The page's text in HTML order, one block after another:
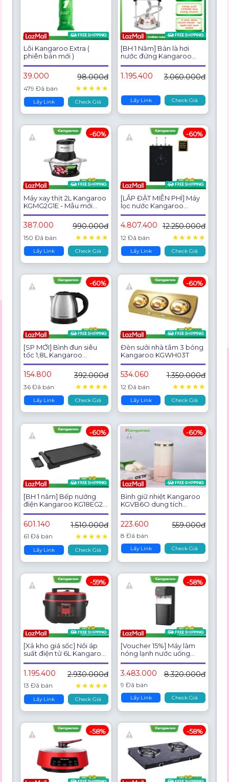
Lõi Kangaroo Extra (
phiên bản mới )
39.000 98.000đ
479 Đã bán ★★★★★
Lấy Link Check Giá
[BH 1 Năm] Bàn là hơi
nước đứng Kangaroo
KG75B6 - Bình chứa
1350ml - Hàng chính hãng
1.195.400 3.060.000đ
Lấy Link Check Giá
Máy xay thịt 2L Kangaroo
KGMG2G1E - Mẫu mới
2025 công suất 300W
bản nâng cấp KG12TI
387.000 990.000đ
150 Đã bán ★★★★★
Lấy Link Check Giá
-60%
[LẮP ĐẶT MIỄN PHÍ] Máy
lọc nước Kangaroo
Hydrogen Infinity nóng
lạnh 9 lõi KG09N8
4.807.400 12.250.000đ
12 Đã bán ★★★★★
Lấy Link Check Giá
-60%
[SP MỚI] Bình đun siêu
tốc 1,8L Kangaroo
KGWK18I3E - Công suất
1500w
154.800 392.000đ
36 Đã bán ★★★★★
Lấy Link Check Giá
-60%
Đèn sưởi nhà tắm 3 bóng
Kangaroo KGWH03T
534.060 1.350.000đ
12 Đã bán ★★★★★
Lấy Link Check Giá
-60%
[BH 1 năm] Bếp nướng
điện Kangaroo KG18EG2
công suất 1800W - Bảo
hành 12 tháng
601.140 1.510.000đ
61 Đã bán ★★★★★
Lấy Link Check Giá
-60%
Bình giữ nhiệt Kangaroo
KGVB6O dung tích
480ml inox 304 - 4 màu
Ombre cao cấp
223.600 559.000đ
8 Đã bán
Lấy Link Check Giá
-60%
[Xả kho giá sốc] Nồi áp
suất điện tử 6L Kangaroo
KG6P2 - Hàng chính hãng
1.195.400 2.930.000đ
13 Đã bán ★★★★★
Lấy Link Check Giá
-59%
[Voucher 15%] Máy làm
nóng lạnh nước uống
Kangaroo KG699A3
3.483.000 8.320.000đ
9 Đã bán
Lấy Link Check Giá
-58%
-58% -58%